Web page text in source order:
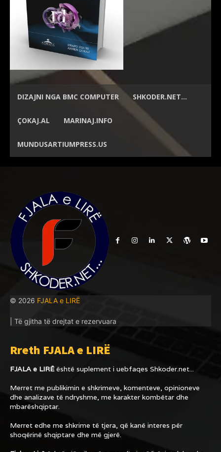
DIZAJNI NGA BMC COMPUTER SHKODER.NET…
ÇOKAJ.AL MARINAJ.INFO
MUNDUSARTIUMPRESS.US
© 2026 FJALA e LIRË
| Të gjitha të drejtat e rezervuara
Rreth FJALA e LIRË
FJALA e LIRËështë suplement i uebfaqes Shkoder.net...
Merret me publikimin e shkrimeve, komenteve, opinioneve
dhe analizave të ndryshme, me karakter kombëtar dhe
mbarëshqiptar.
Merret edhe me shkrime të tjera, që kanë interes për
shoqërinë shqiptare dhe më gjerë.